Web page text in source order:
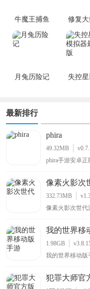
牛魔王捕鱼
安卓版
修复
游安
月兔历险记
失控
最新排行
phira
49.32MB
phira手游安卓
自制音乐谱，包
肉果冻、我要当
都可以在这里
乐。
像素火影次
332.73MB
像素火影次世代
佩恩、宇智波斑
色拥有独特的技
移与特殊技实
战、忍界大战、
我的世界移
1.98GB
我的世界移动版
物，放置方块，
同的敌对生物。
犯罪大师官